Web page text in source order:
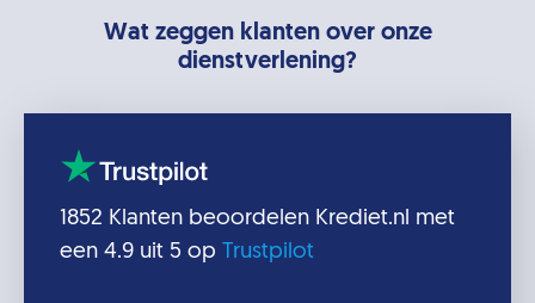
Wat zeggen klanten over onze
dienstverlening?
1852 Klanten beoordelen Krediet.nl met
een 4.9 uit 5 op Trustpilot